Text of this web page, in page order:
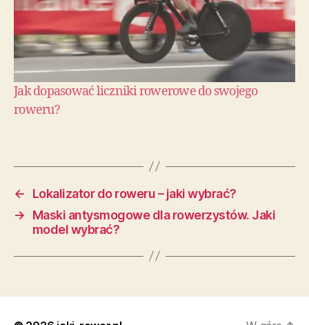
Jak dopasować liczniki rowerowe do swojego
roweru?
←
Lokalizator do roweru – jaki wybrać?
→
Maski antysmogowe dla rowerzystów. Jaki
model wybrać?